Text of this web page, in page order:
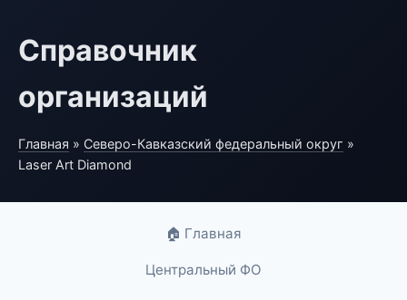
Справочник
организаций
Главная » Северо-Кавказский федеральный округ »
Laser Art Diamond
🏠 Главная
Центральный ФО